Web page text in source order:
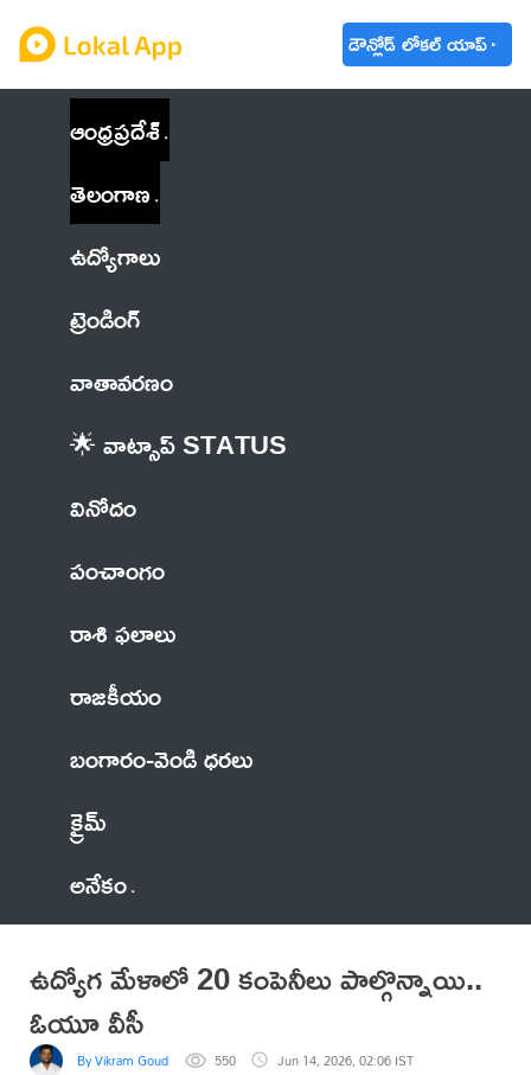
డౌన్లోడ్ లోకల్ యాప్
ఆంధ్రప్రదేశ్
తెలంగాణ
ఉద్యోగాలు
ట్రెండింగ్
వాతావరణం
🌟 వాట్సాప్ STATUS
వినోదం
పంచాంగం
రాశి ఫలాలు
రాజకీయం
బంగారం-వెండి ధరలు
క్రైమ్
అనేకం
ఉద్యోగ మేళాలో 20 కంపెనీలు పాల్గొన్నాయి..
ఓయూ వీసీ
By Vikram Goud 550 Jun 14, 2026, 02:06 IST